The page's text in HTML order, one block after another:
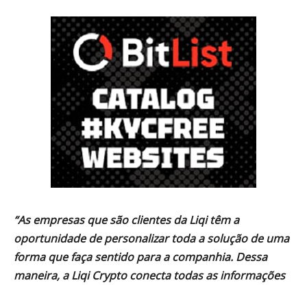
“As empresas que são clientes da Liqi têm a
oportunidade de personalizar toda a solução de uma
forma que faça sentido para a companhia. Dessa
maneira, a Liqi Crypto conecta todas as informações